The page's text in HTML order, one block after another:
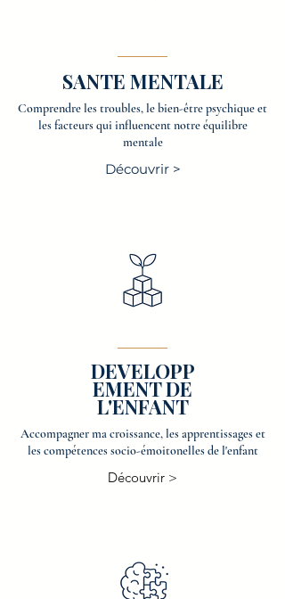
SANTE MENTALE
Comprendre les troubles, le bien-être psychique et
les facteurs qui influencent notre équilibre
mentale
Découvrir >
DEVELOPP
EMENT DE
L'ENFANT
Accompagner ma croissance, les apprentissages et
les compétences socio-émoitonelles de l'enfant
Découvrir >